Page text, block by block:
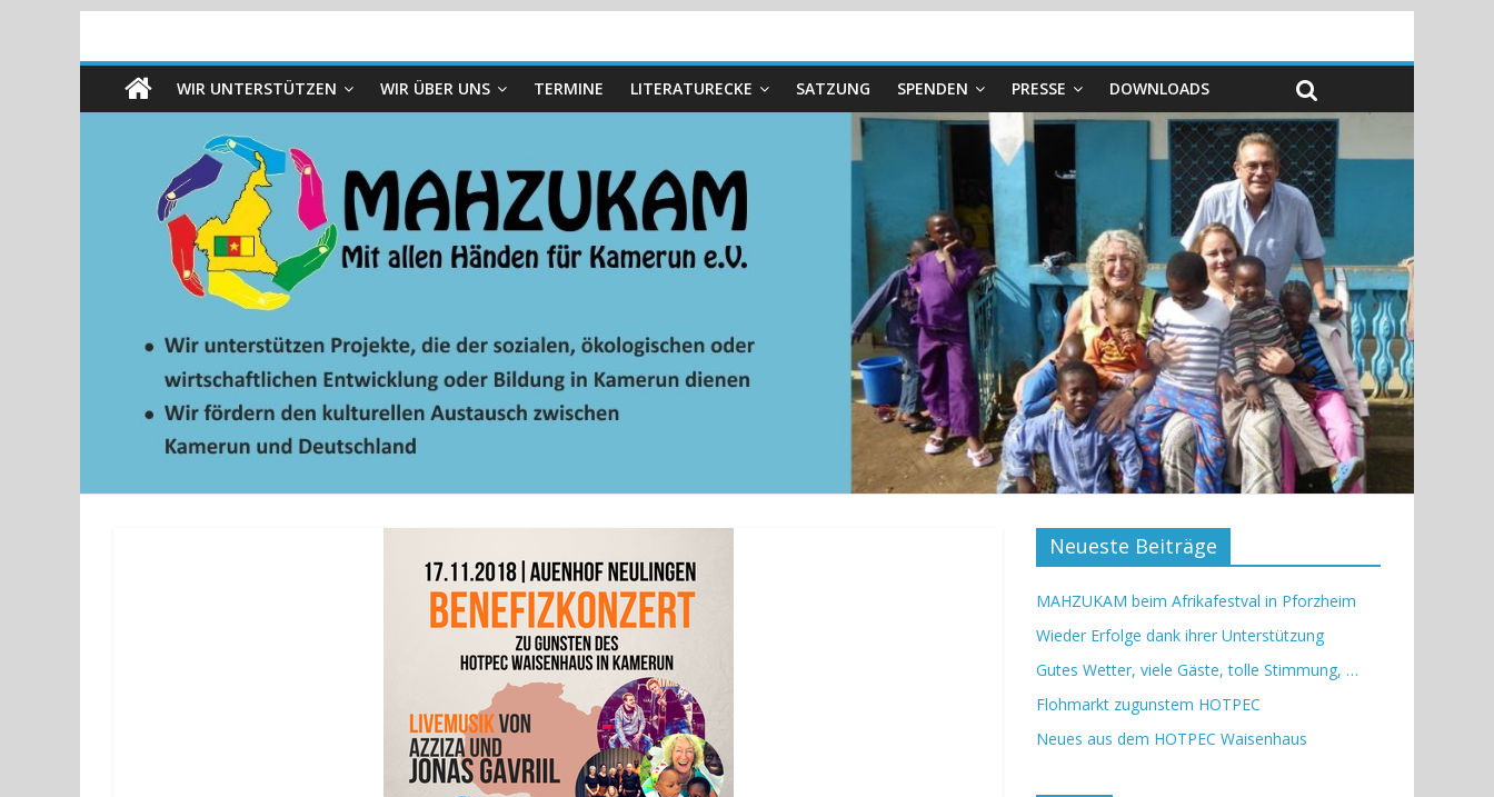
WIR UNTERSTÜTZEN WIR ÜBER UNS TERMINE LITERATURECKE SATZUNG SPENDEN PRESSE DOWNLOADS
Neueste Beiträge
MAHZUKAM beim Afrikafestval in Pforzheim
Wieder Erfolge dank ihrer Unterstützung
Gutes Wetter, viele Gäste, tolle Stimmung, …
Flohmarkt zugunstem HOTPEC
Neues aus dem HOTPEC Waisenhaus